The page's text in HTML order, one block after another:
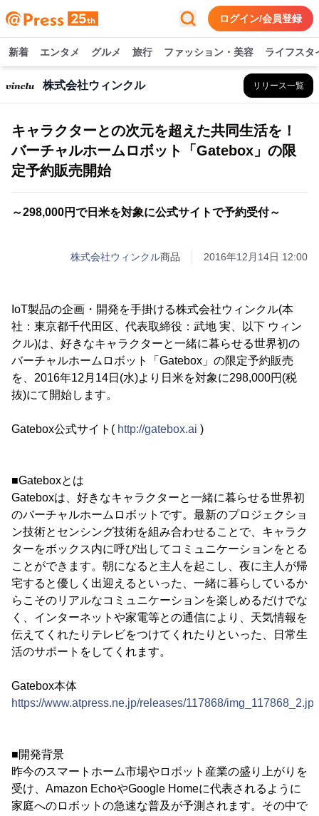
ログイン/会員登録
新着 エンタメ グルメ 旅行 ファッション・美容 ライフスタ
株式会社ウィンクル リリース一覧
キャラクターとの次元を超えた共同生活を！
バーチャルホームロボット「Gatebox」の限
定予約販売開始
～298,000円で日米を対象に公式サイトで予約受付～
株式会社ウィンクル商品 2016年12月14日 12:00
IoT製品の企画・開発を手掛ける株式会社ウィンクル(本
社：東京都千代田区、代表取締役：武地 実、以下 ウィン
クル)は、好きなキャラクターと一緒に暮らせる世界初の
バーチャルホームロボット「Gatebox」の限定予約販売
を、2016年12月14日(水)より日米を対象に298,000円(税
抜)にて開始します。
Gatebox公式サイト( http://gatebox.ai )
■Gateboxとは
Gateboxは、好きなキャラクターと一緒に暮らせる世界初
のバーチャルホームロボットです。最新のプロジェクショ
ン技術とセンシング技術を組み合わせることで、キャラク
ターをボックス内に呼び出してコミュニケーションをとる
ことができます。朝になると主人を起こし、夜に主人が帰
宅すると優しく出迎えるといった、一緒に暮らしているか
らこそのリアルなコミュニケーションを楽しめるだけでな
く、インターネットや家電等との通信により、天気情報を
伝えてくれたりテレビをつけてくれたりといった、日常生
活のサポートをしてくれます。
Gatebox本体
https://www.atpress.ne.jp/releases/117868/
■開発背景
昨今のスマートホーム市場やロボット産業の盛り上がりを
受け、Amazon EchoやGoogle Homeに代表されるように
家庭へのロボットの急速な普及が予測されます。その中で